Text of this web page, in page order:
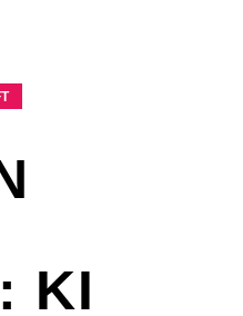
KI